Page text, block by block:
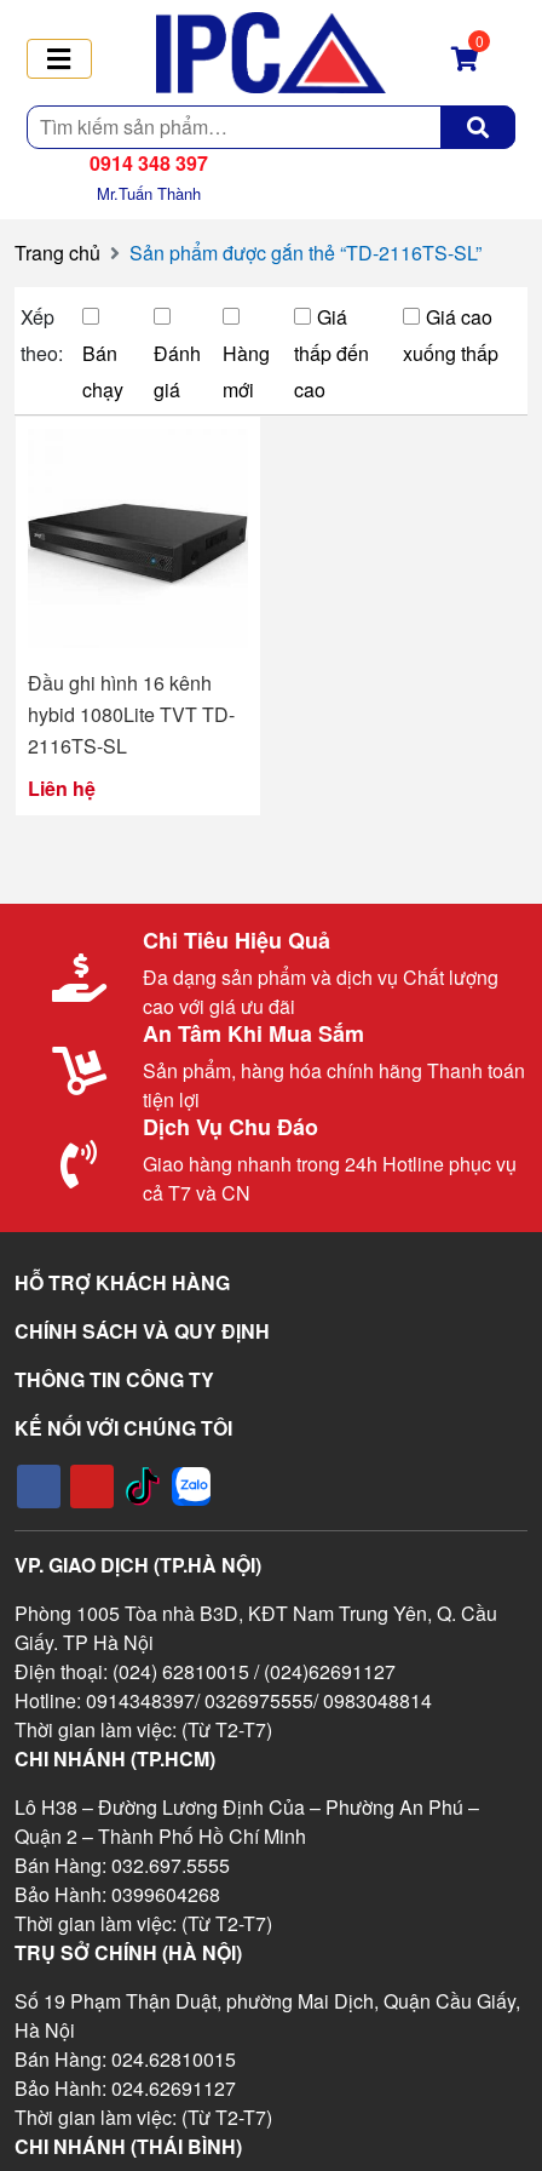
Tìm
kiếm
0
0914 348 397
Mr.Tuấn Thành
Trang chủ Sản phẩm được gắn thẻ “TD-2116TS-SL”
Xếp
theo:
Bán
chạy
Đánh
giá
Hàng
mới
Giá
thấp đến
cao
Giá cao
xuống thấp
Đầu ghi hình 16 kênh
hybid 1080Lite TVT TD-
2116TS-SL
Liên hệ
Chi Tiêu Hiệu Quả
Đa dạng sản phẩm và dịch vụ Chất lượng
cao với giá ưu đãi
An Tâm Khi Mua Sắm
Sản phẩm, hàng hóa chính hãng Thanh toán
tiện lợi
Dịch Vụ Chu Đáo
Giao hàng nhanh trong 24h Hotline phục vụ
cả T7 và CN
HỖ TRỢ KHÁCH HÀNG
CHÍNH SÁCH VÀ QUY ĐỊNH
THÔNG TIN CÔNG TY
KẾ NỐI VỚI CHÚNG TÔI
VP. GIAO DỊCH (TP.HÀ NỘI)
Phòng 1005 Tòa nhà B3D, KĐT Nam Trung Yên, Q. Cầu
Giấy. TP Hà Nội
Điện thoại: (024) 62810015 / (024)62691127
Hotline: 0914348397/ 0326975555/ 0983048814
Thời gian làm việc: (Từ T2-T7)
CHI NHÁNH (TP.HCM)
Lô H38 – Đường Lương Định Của – Phường An Phú –
Quận 2 – Thành Phố Hồ Chí Minh
Bán Hàng: 032.697.5555
Bảo Hành: 0399604268
Thời gian làm việc: (Từ T2-T7)
TRỤ SỞ CHÍNH (HÀ NỘI)
Số 19 Phạm Thận Duật, phường Mai Dịch, Quận Cầu Giấy,
Hà Nội
Bán Hàng: 024.62810015
Bảo Hành: 024.62691127
Thời gian làm việc: (Từ T2-T7)
CHI NHÁNH (THÁI BÌNH)